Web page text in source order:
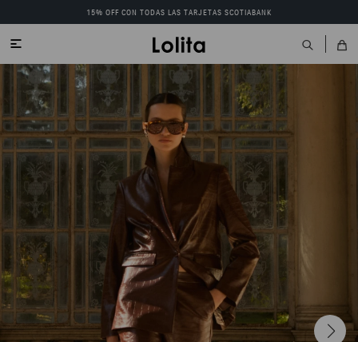
15% OFF CON TODAS LAS TARJETAS SCOTIABANK
